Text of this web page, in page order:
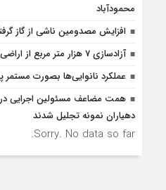
محمودآباد
افزایش مصدومین ناشی از گاز گرفتگی
آزادسازی 7 هزار متر مربع از اراضی ملی در سوادکوه
عملکرد نانوایی‌ها بصورت
همت مضاعف مسئولین اجرایی
دهیاران نمونه تجلیل شدند
Sorry. No data so far.